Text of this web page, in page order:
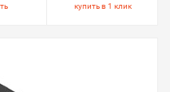
купить в 1 клик